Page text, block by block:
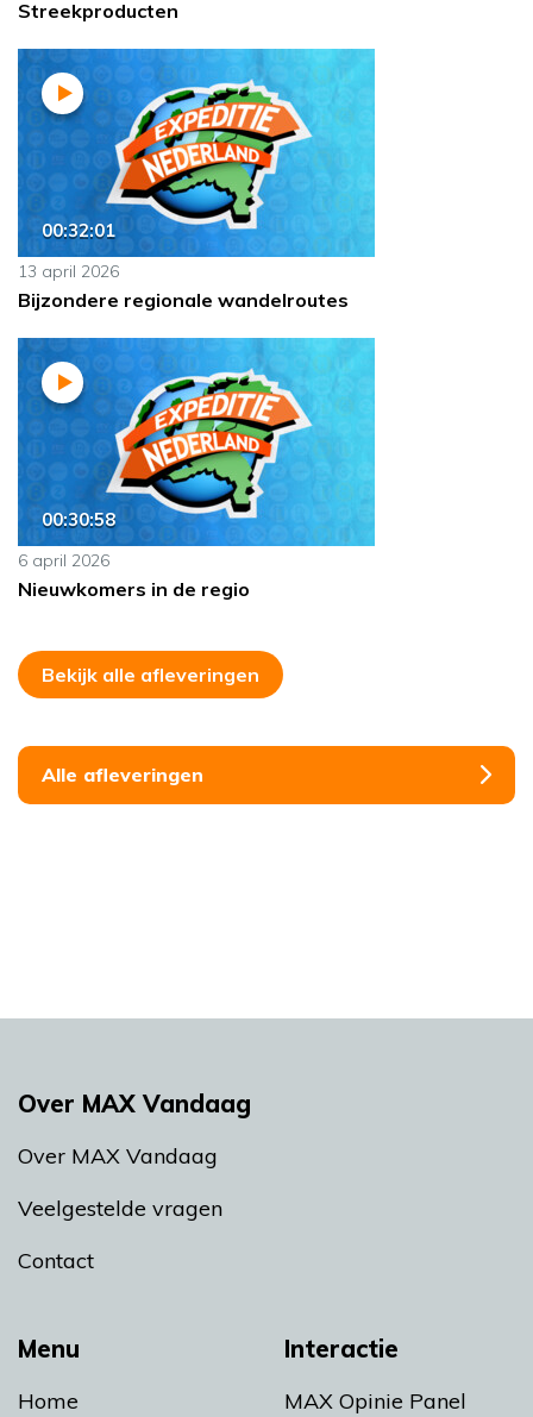
Streekproducten
00:32:01
13 april 2026
Bijzondere regionale wandelroutes
00:30:58
6 april 2026
Nieuwkomers in de regio
Bekijk alle afleveringen
Alle afleveringen
Menu
Home
Interactie
MAX Opinie Panel
Over MAX Vandaag
Over MAX Vandaag
Veelgestelde vragen
Contact